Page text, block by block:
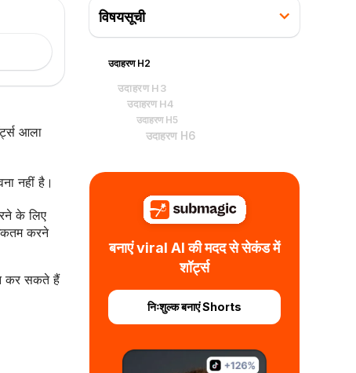
आला
नहीं है।
के लिए
करने
कर सकते हैं
विषयसूची
उदाहरण H2
उदाहरण H3
उदाहरण H4
उदाहरण H5
उदाहरण H6
बनाएं viral AI की मदद से सेकंड में
शॉर्ट्स
निःशुल्क बनाएं Shorts